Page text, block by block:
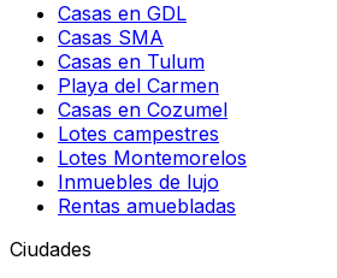
Casas en GDL
Casas SMA
Casas en Tulum
Playa del Carmen
Casas en Cozumel
Lotes campestres
Lotes Montemorelos
Inmuebles de lujo
Rentas amuebladas
Ciudades